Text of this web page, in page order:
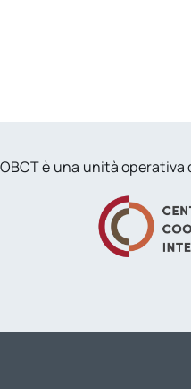
OBCT è una unità operativa